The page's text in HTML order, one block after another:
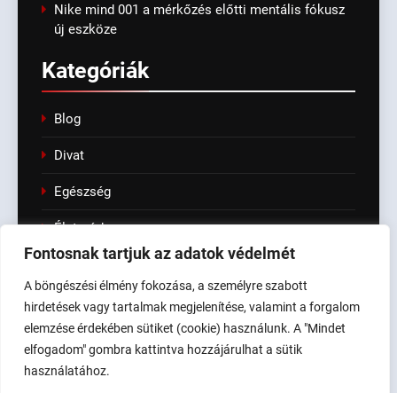
Fontosnak tartjuk az adatok védelmét
A böngészési élmény fokozása, a személyre szabott
hirdetések vagy tartalmak megjelenítése, valamint a forgalom
elemzése érdekében sütiket (cookie) használunk. A "Mindet
elfogadom" gombra kattintva hozzájárulhat a sütik
használatához.
Nike mind 001 a mérkőzés előtti mentális fókusz
új eszköze
Kategóriák
Blog
Divat
Egészség
Életmód
Fashion
Kert
Tech & IT
Linkek